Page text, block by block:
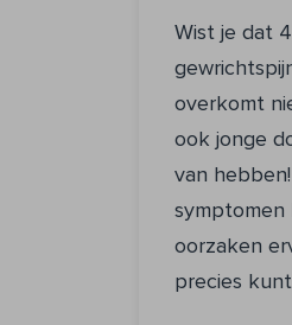
Wist je dat
overkomt
ook jonge
van
oorzaken
precies